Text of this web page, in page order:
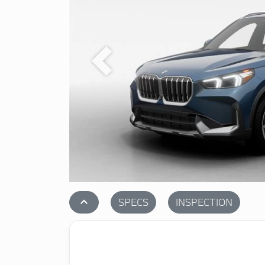
Previous
stat_1 SPECS INSPECTION